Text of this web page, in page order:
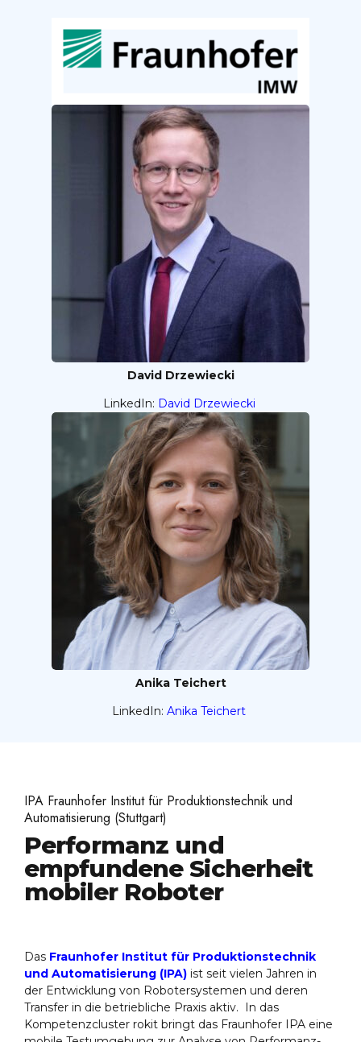
David Drzewiecki
LinkedIn: David Drzewiecki
Anika Teichert
LinkedIn: Anika Teichert
IPA Fraunhofer Institut für Produktionstechnik und
Automatisierung (Stuttgart)
Performanz und
empfundene Sicherheit
mobiler Roboter
Das Fraunhofer Institut für Produktionstechnik
und Automatisierung (IPA) ist seit vielen Jahren in
der Entwicklung von Robotersystemen und deren
Transfer in die betriebliche Praxis aktiv. In das
Kompetenzcluster rokit bringt das Fraunhofer IPA eine